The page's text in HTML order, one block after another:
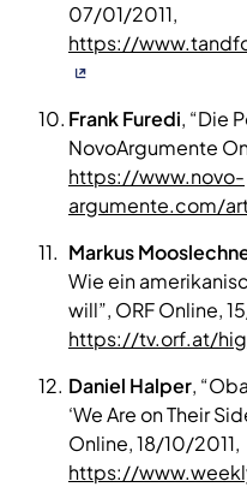
07/01/2011,
https://
Frank Furedi, “Die
NovoArgumente
https://www.novo-
argumente.com/
Markus
Wie ein
will”, ORF Online,
https://tv.orf.at/
Daniel Halper,
‘We Are on Their
Online, 18/10/2011,
https://